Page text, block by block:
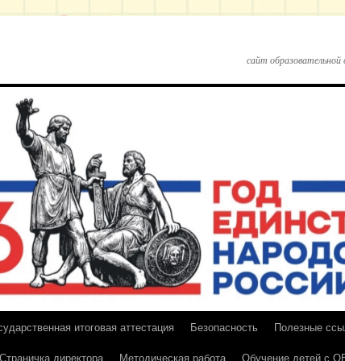
сайт образовательной
итоговая аттестация Безопасность
Полезные
Страничка директора Методическая работа
Обучение детей с